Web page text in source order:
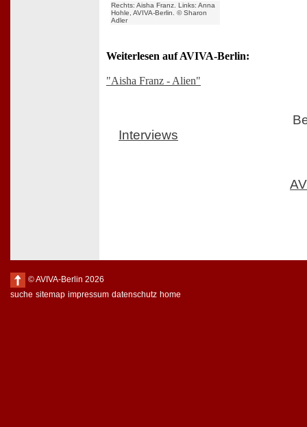
Rechts: Aisha Franz. Links: Anna
Hohle, AVIVA-Berlin. © Sharon
Adler
Weiterlesen auf AVIVA-Berlin:
"Aisha Franz - Alien"
Interviews
© AVIVA-Berlin 2026
suche sitemap impressum datenschutz home